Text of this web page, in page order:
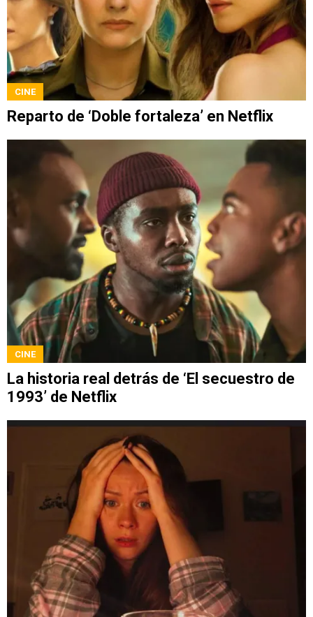
CINE
Reparto de ‘Doble fortaleza’ en Netflix
CINE
La historia real detrás de ‘El secuestro de
1993’ de Netflix